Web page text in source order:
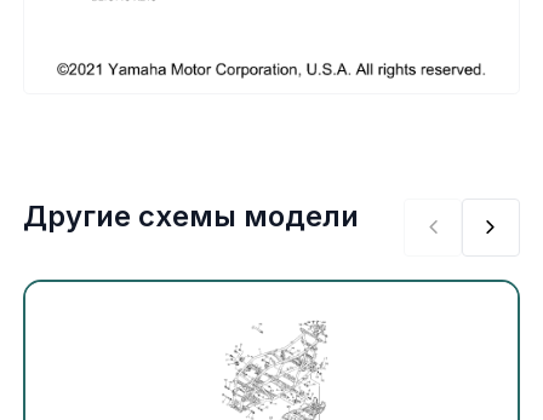
Электрика
Другое
Другие схемы модели